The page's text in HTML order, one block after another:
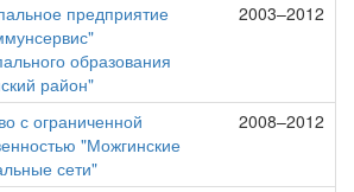
предприятие
образования
район"
2003–2012
с ограниченной
"Можгинские
сети"
2008–2012